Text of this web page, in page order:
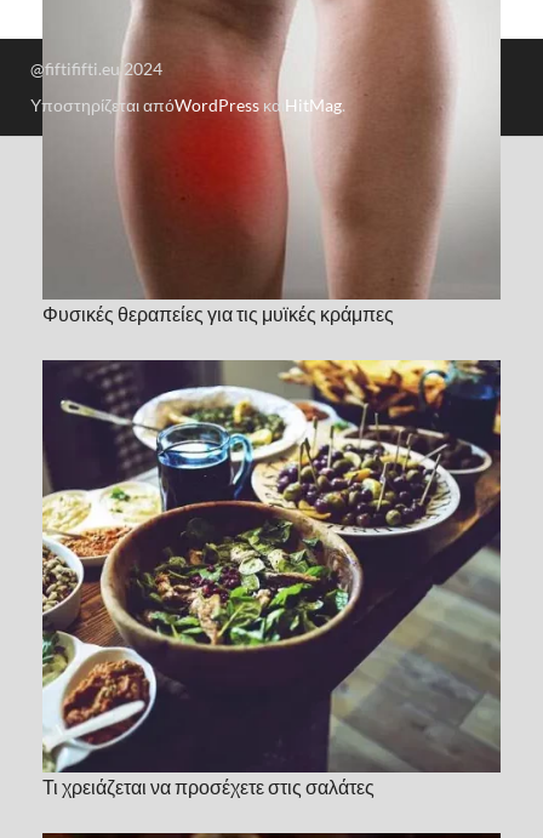
Φυσικές θεραπείες για τις μυϊκές κράμπες
Τι χρειάζεται να προσέχετε στις σαλάτες
@fiftififti.eu 2024
Υποστηρίζεται απόWordPress και HitMag.